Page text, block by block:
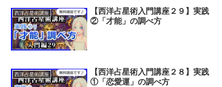
西洋占星術講座
【西洋占星術入門講座２９】実践
②「才能」の調べ方
西洋占星術講座
【西洋占星術入門講座２８】実践
①「恋愛運」の調べ方